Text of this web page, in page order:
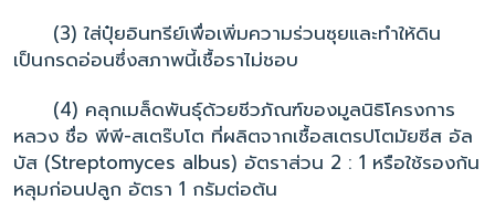
(3) ใส่ปุ๋ยอินทรีย์เพื่อเพิ่มความร่วนซุยและทำให้ดิน
เป็นกรดอ่อนซึ่งสภาพนี้เชื้อราไม่ชอบ
(4) คลุกเมล็ดพันธุ์ด้วยชีวภัณฑ์ของมูลนิธิโครงการ
หลวง ชื่อ พีพี-สเตร๊บโต ที่ผลิตจากเชื้อสเตรปโตมัยซีส อัล
บัส (Streptomyces albus) อัตราส่วน 2 : 1 หรือใช้รองก้น
หลุมก่อนปลูก อัตรา 1 กรัมต่อต้น